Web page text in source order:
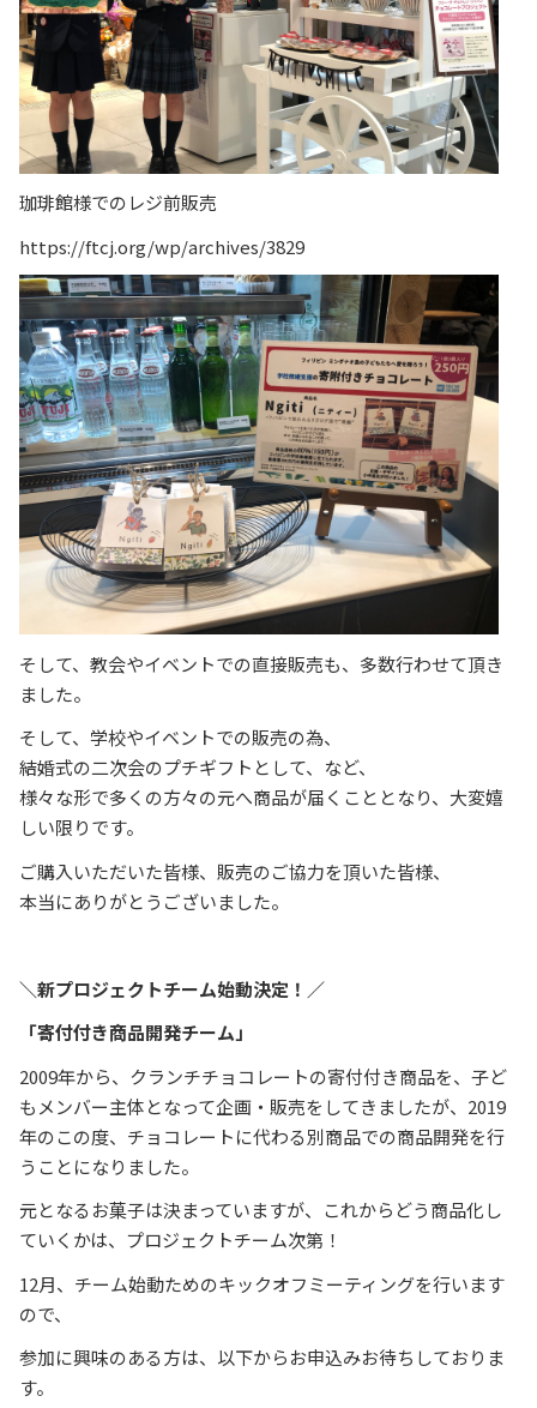
珈琲館様でのレジ前販売
https://ftcj.org/wp/archives/3829
そして、教会やイベントでの直接販売も、多数行わせて頂き
ました。
そして、学校やイベントでの販売の為、
結婚式の二次会のプチギフトとして、など、
様々な形で多くの方々の元へ商品が届くこととなり、大変嬉
しい限りです。
ご購入いただいた皆様、販売のご協力を頂いた皆様、
本当にありがとうございました。
＼新プロジェクトチーム始動決定！／
「寄付付き商品開発チーム」
2009年から、クランチチョコレートの寄付付き商品を、子ど
もメンバー主体となって企画・販売をしてきましたが、2019
年のこの度、チョコレートに代わる別商品での商品開発を行
うことになりました。
元となるお菓子は決まっていますが、これからどう商品化し
ていくかは、プロジェクトチーム次第！
12月、チーム始動ためのキックオフミーティングを行います
ので、
参加に興味のある方は、以下からお申込みお待ちしておりま
す。